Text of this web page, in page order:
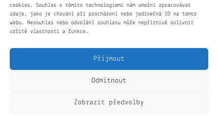
cookies. Souhlas s těmito technologiemi nám umožní zpracovávat
údaje, jako je chování při procházení nebo jedinečná ID na tomto
webu. Nesouhlas nebo odvolání souhlasu může nepříznivě ovlivnit
určité vlastnosti a funkce.
Příjmout
Odmítnout
Zobrazit předvolby
Cookies
Kontakty: vrtiskova.kamila@seznam.cz
Cestujme společně©